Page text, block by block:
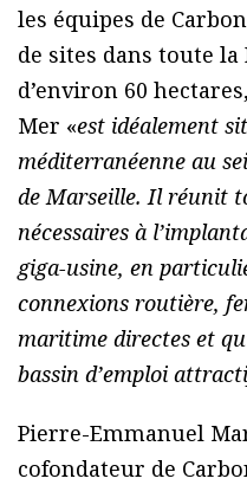
les équipes de
de sites dans toute la
d’environ 60
Mer «est idéalement
méditerranéenne au
de Marseille. Il réunit
nécessaires à
giga-usine, en
connexions routière,
maritime directes et
bassin d’emploi
Pierre-Emmanuel
cofondateur de